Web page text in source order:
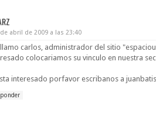
abril de 2009 a las 23:40
carlos, administrador del sitio
colocariamos su vinculo en nuestra
interesado porfavor escribanos a